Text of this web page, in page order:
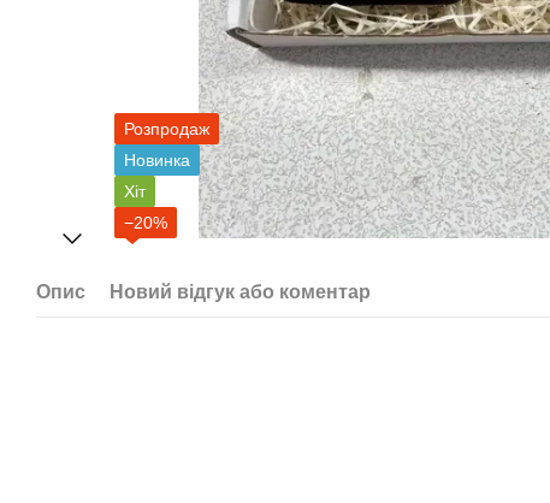
Розпродаж
Новинка
Хіт
−20%
Опис Новий відгук або коментар